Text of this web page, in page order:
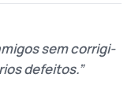
sem corrigi-
defeitos.